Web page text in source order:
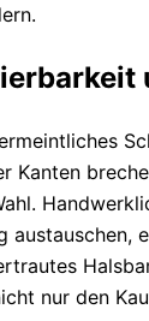
Kanten
austauschen,
nur den